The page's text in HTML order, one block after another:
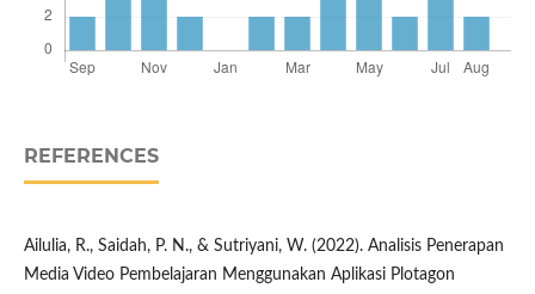
REFERENCES
Ailulia, R., Saidah, P. N., & Sutriyani, W. (2022). Analisis Penerapan
Media Video Pembelajaran Menggunakan Aplikasi Plotagon